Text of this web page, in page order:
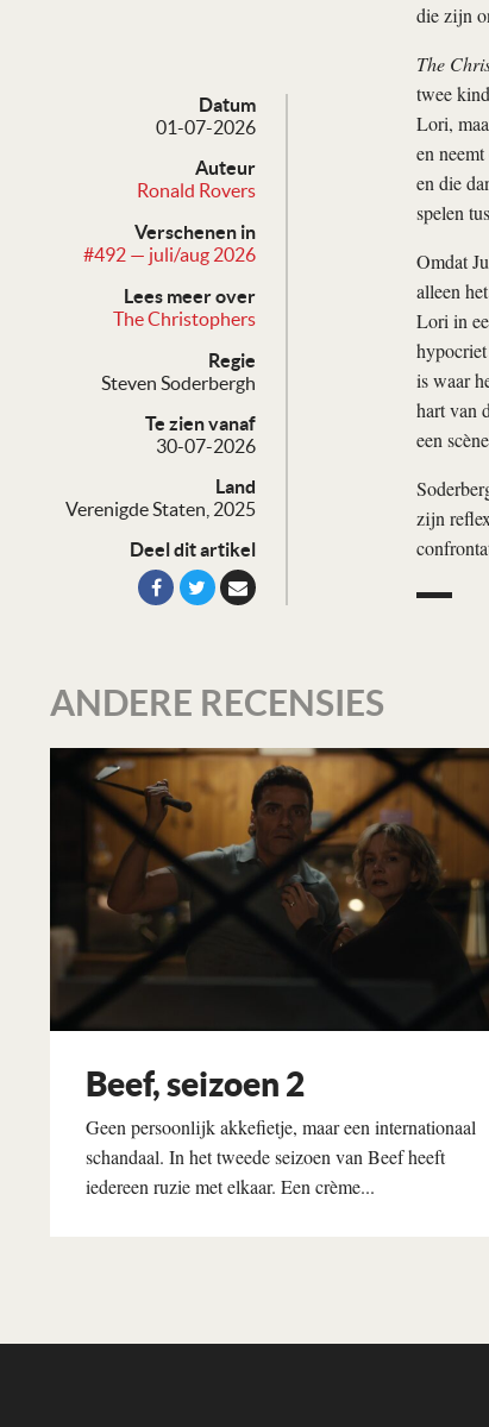
Datum
01-07-2026
Auteur
Ronald Rovers
Verschenen in
#492 — juli/aug 2026
Lees meer over
The Christophers
Regie
Steven Soderbergh
Te zien vanaf
30-07-2026
Land
Verenigde Staten, 2025
Deel dit artikel
die zijn
The
twee
Lori,
en
en die
spelen
Omdat
alleen
Lori in
is waar
hart van
een
zijn
ANDERE RECENSIES
Beef, seizoen 2
Geen persoonlijk akkefietje, maar een internationaal
schandaal. In het tweede seizoen van Beef heeft
iedereen ruzie met elkaar. Een crème...